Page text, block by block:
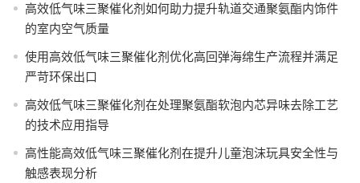
高效低气味三聚催化剂如何助力提升轨道交通聚氨酯内饰件
的室内空气质量
使用高效低气味三聚催化剂优化高回弹海绵生产流程并满足
严苛环保出口
高效低气味三聚催化剂在处理聚氨酯软泡内芯异味去除工艺
的技术应用指导
高性能高效低气味三聚催化剂在提升儿童泡沫玩具安全性与
触感表现分析